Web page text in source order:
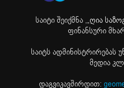
საიტი შეიქმნა ,„ღია
ფინანსური
საიტს ადმინისტრირებას
მედია
დაგვიკავშირდით: